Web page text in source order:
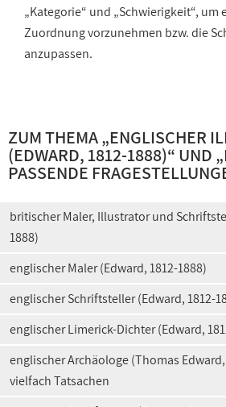
„Kategorie“ und „Schwierigkeit“, um
Zuordnung vorzunehmen bzw. die
anzupassen.
ZUM THEMA „ENGLISCHER
(EDWARD, 1812-1888)“ UND „
PASSENDE
britischer Maler, Illustrator und
1888)
englischer Maler (Edward, 1812-1888)
englischer Schriftsteller (Edward, 1812-
englischer Limerick-Dichter (Edward,
englischer Archäologe (Thomas
vielfach Tatsachen